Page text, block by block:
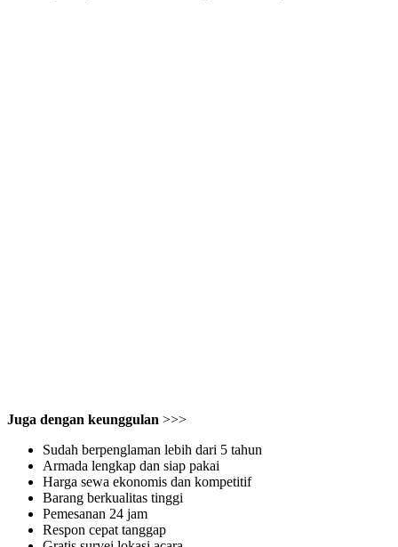
Juga dengan keunggulan >>>
Sudah berpenglaman lebih dari 5 tahun
Armada lengkap dan siap pakai
Harga sewa ekonomis dan kompetitif
Barang berkualitas tinggi
Pemesanan 24 jam
Respon cepat tanggap